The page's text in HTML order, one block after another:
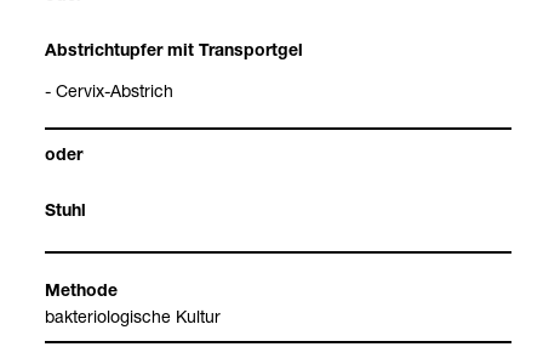
Abst­rich­tup­fer mit Trans­port­gel
- Cer­vix-​Abstrich
oder
Stuhl
Methode
bak­te­rio­lo­gi­sche Kul­tur